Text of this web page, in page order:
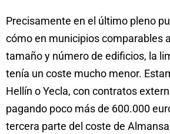
Precisamente en el último pleno
cómo en municipios comparables
tamaño y número de edificios, la
tenía un coste mucho menor.
Hellín o Yecla, con contratos
pagando poco más de 600.000
tercera parte del coste de